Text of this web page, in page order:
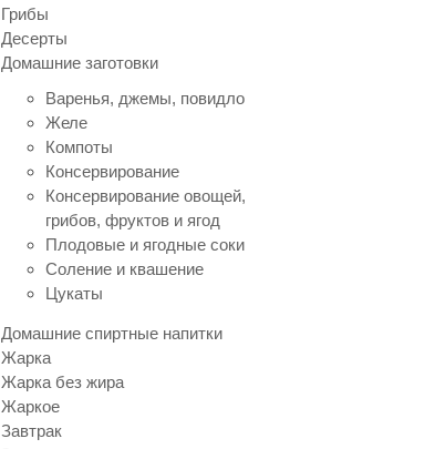
Грибы
Десерты
Домашние заготовки
Варенья, джемы, повидло
Желе
Компоты
Консервирование
Консервирование овощей,
грибов, фруктов и ягод
Плодовые и ягодные соки
Соление и квашение
Цукаты
Домашние спиртные напитки
Жарка
Жарка без жира
Жаркое
Завтрак